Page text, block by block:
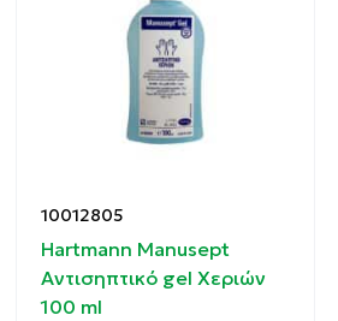
10012805
Hartmann Manusept
Αντισηπτικό gel Χεριών
100 ml